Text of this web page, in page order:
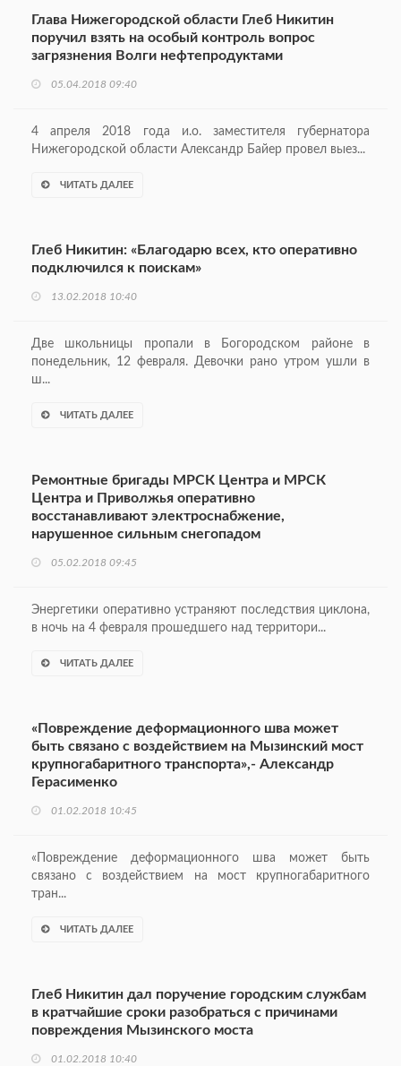
Глава Нижегородской области Глеб Никитин
поручил взять на особый контроль вопрос
загрязнения Волги нефтепродуктами
05.04.2018 09:40
4 апреля 2018 года и.о. заместителя губернатора
Нижегородской области Александр Байер провел выез...
ЧИТАТЬ ДАЛЕЕ
Глеб Никитин: «Благодарю всех, кто оперативно
подключился к поискам»
13.02.2018 10:40
Две школьницы пропали в Богородском районе в
понедельник, 12 февраля. Девочки рано утром ушли в
ш...
ЧИТАТЬ ДАЛЕЕ
Ремонтные бригады МРСК Центра и МРСК
Центра и Приволжья оперативно
восстанавливают электроснабжение,
нарушенное сильным снегопадом
05.02.2018 09:45
Энергетики оперативно устраняют последствия циклона,
в ночь на 4 февраля прошедшего над территори...
ЧИТАТЬ ДАЛЕЕ
«Повреждение деформационного шва может
быть связано с воздействием на Мызинский мост
крупногабаритного транспорта»,- Александр
Герасименко
01.02.2018 10:45
«Повреждение деформационного шва может быть
связано с воздействием на мост крупногабаритного
тран...
ЧИТАТЬ ДАЛЕЕ
Глеб Никитин дал поручение городским службам
в кратчайшие сроки разобраться с причинами
повреждения Мызинского моста
01.02.2018 10:40